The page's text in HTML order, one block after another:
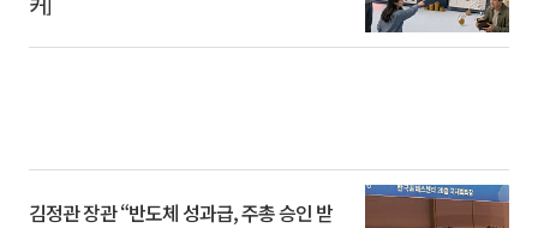
김정관 장관 “반도체 성과급, 주총 승인 받